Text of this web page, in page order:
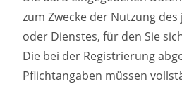
zum Zwecke der Nutzung
oder Dienstes, für den Sie
Die bei der Registrierung
Pflichtangaben müssen